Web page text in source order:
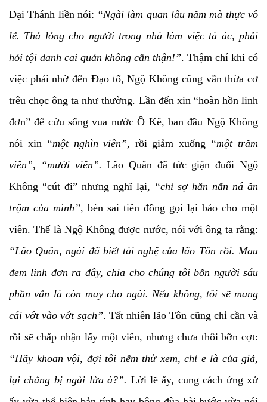
Đại Thánh liền nói: “Ngài làm quan lâu năm mà thực vô
lễ. Thả lỏng cho người trong nhà làm việc tà ác, phải
hỏi tội danh cai quản không cẩn thận!”. Thậm chí khi có
việc phải nhờ đến Đạo tổ, Ngộ Không cũng vẫn thừa cơ
trêu chọc ông ta như thường. Lần đến xin “hoàn hồn linh
đơn” để cứu sống vua nước Ô Kê, ban đầu Ngộ Không
nói xin “một nghìn viên”, rồi giảm xuống “một trăm
viên”, “mười viên”. Lão Quân đã tức giận đuổi Ngộ
Không “cút đi” nhưng nghĩ lại, “chỉ sợ hắn nấn ná ăn
trộm của mình”, bèn sai tiên đồng gọi lại bảo cho một
viên. Thế là Ngộ Không được nước, nói với ông ta rằng:
“Lão Quân, ngài đã biết tài nghệ của lão Tôn rồi. Mau
đem linh đơn ra đây, chia cho chúng tôi bốn người sáu
phần vẫn là còn may cho ngài. Nếu không, tôi sẽ mang
cái vớt vào vớt sạch”. Tất nhiên lão Tôn cũng chỉ cần và
rồi sẽ chấp nhận lấy một viên, nhưng chưa thôi bỡn cợt:
“Hãy khoan vội, đợi tôi nếm thử xem, chỉ e là của giả,
lại chẳng bị ngài lừa à?”. Lời lẽ ấy, cung cách ứng xử